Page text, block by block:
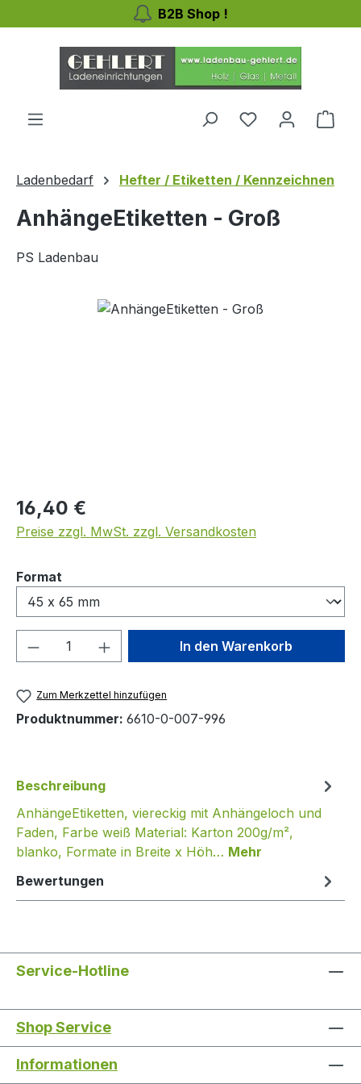
Zum Hauptinhalt springenB2B Shop !
Du hast 0
Ladenbedarf Hefter / Etiketten / Kennzeichnen
AnhängeEtiketten - Groß
PS Ladenbau
Regulärer Preis:
16,40 €
Preise zzgl. MwSt. zzgl. Versandkosten
Format
Produkt Anzahl: Gib denIn den Warenkorb
Zum Merkzettel hinzufügen
Produktnummer: 6610-0-007-996
Beschreibung
AnhängeEtiketten, viereckig mit Anhängeloch und
Faden, Farbe weiß Material: Karton 200g/m²,
blanko, Formate in Breite x Höh… Mehr
Bewertungen
Service-Hotline
Shop Service
Informationen